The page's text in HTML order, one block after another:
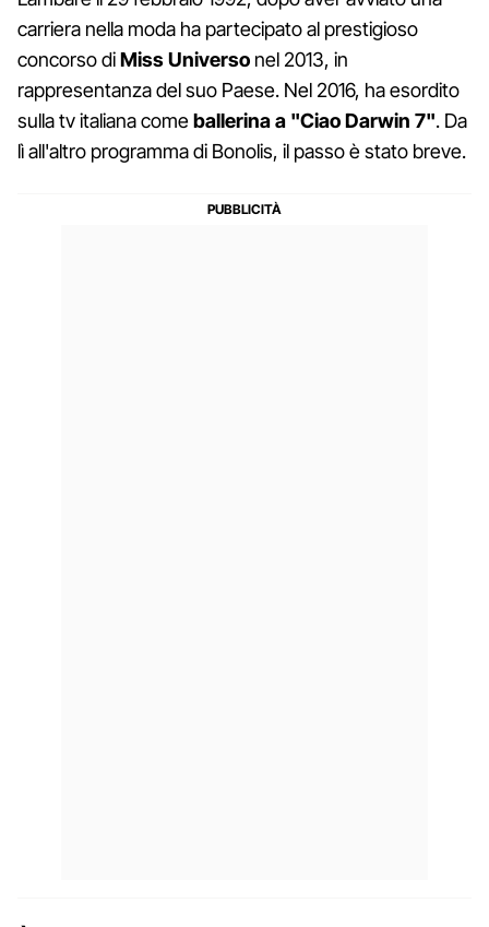
carriera nella moda ha partecipato al prestigioso
concorso diMiss Universo nel 2013, in
rappresentanza del suo Paese. Nel 2016, ha esordito
sulla tv italiana comeballerina a "Ciao Darwin 7". Da
lì all'altro programma di Bonolis, il passo è stato breve.